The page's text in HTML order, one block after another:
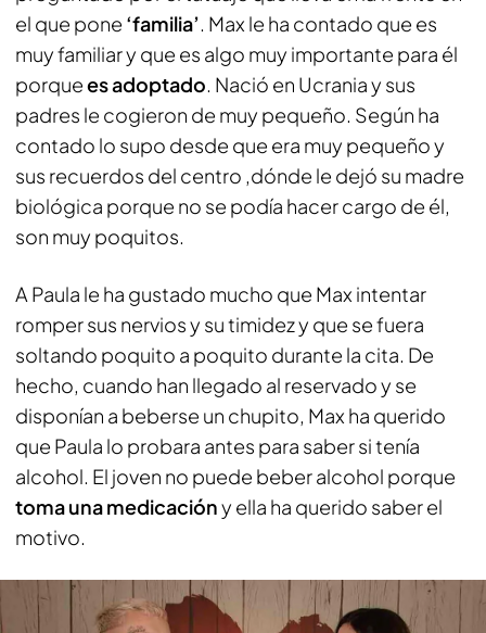
el que pone ‘familia’. Max le ha contado que es
muy familiar y que es algo muy importante para él
porquees adoptado. Nació en Ucrania y sus
padres le cogieron de muy pequeño. Según ha
contado lo supo desde que era muy pequeño y
sus recuerdos del centro ,dónde le dejó su madre
biológica porque no se podía hacer cargo de él,
son muy poquitos.
A Paula le ha gustado mucho que Max intentar
romper sus nervios y su timidez y que se fuera
soltando poquito a poquito durante la cita. De
hecho, cuando han llegado al reservado y se
disponían a beberse un chupito, Max ha querido
que Paula lo probara antes para saber si tenía
alcohol. El joven no puede beber alcohol porque
toma una medicacióny ella ha querido saber el
motivo.